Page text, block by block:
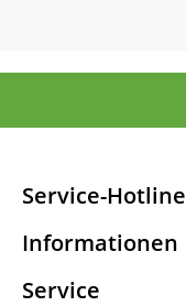
Service-Hotline
Informationen
Service